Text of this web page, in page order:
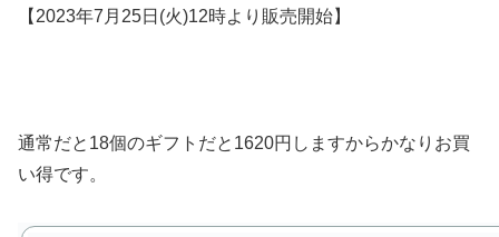
【2023年7月25日(火)12時より販売開始】
通常だと18個のギフトだと1620円しますからかなりお買
い得です。